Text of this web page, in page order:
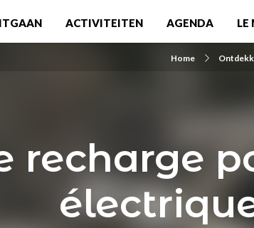
ACTIVITEITEN AGENDA LE
Home
recharge